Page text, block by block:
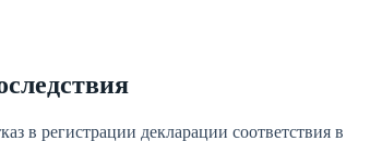
в регистрации декларации соответствия в